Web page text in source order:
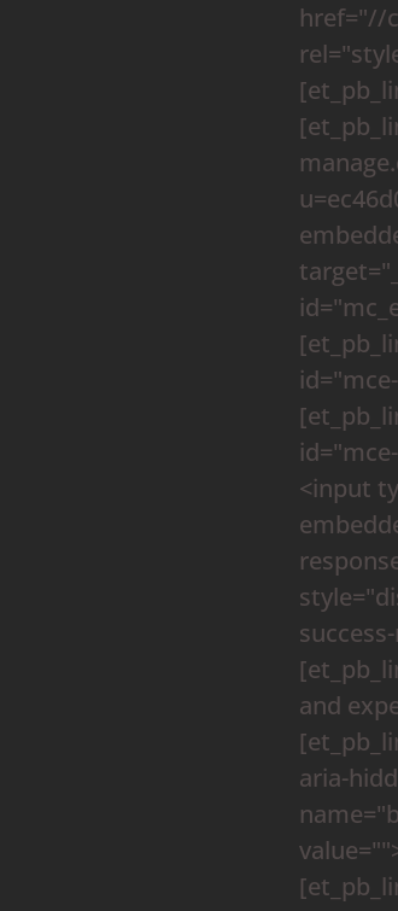
href="//
<input
and
aria-